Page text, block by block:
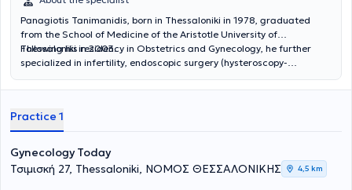
ακαδημαϊκές δημοσιεύσεις σε εγχώρια και διεθνή συνέδρια. Η
ιατρός ενημερώνεται διαρκώς με τα νεότερα επιστημονικά
δεδομένα της Μαιευτικής και της Γυναικολογίας συμμετέχοντας σε
συνέδρια και σεμινάρια στην Ελλάδα και στο εξωτερικό. Η ιατρός
είναι συνεργάτης των κλινικών: Ιατρικό Διαβαλκανικό
Θεσσαλονίκης, Euromedica Γενική κλινική Θεσσαλονίκης, Γένεσις
και Βιοκλινική Θεσσαλονίκης.
Panagiotis Tanimanidis, born in Thessaloniki in 1978, graduated
from the School of Medicine of the Aristotle University of
Thessaloniki in 2003.
Following his residency in Obstetrics and Gynecology, he further
specialized in infertility, endoscopic surgery (hysteroscopy-
abroad.
Practice 1
Gynecology Today
Τσιμισκή 27, Thessaloniki, ΝΟΜΟΣ ΘΕΣΣΑΛΟΝΙΚΗΣ
4,5 km